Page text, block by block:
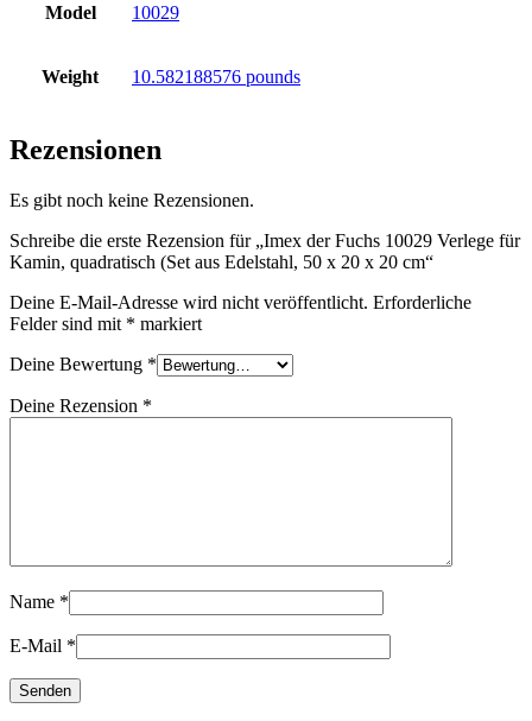
Model 10029
Weight 10.582188576 pounds
Rezensionen
Es gibt noch keine Rezensionen.
Schreibe die erste Rezension für „Imex der Fuchs 10029 Verlege für
Kamin, quadratisch (Set aus Edelstahl, 50 x 20 x 20 cm“
Deine E-Mail-Adresse wird nicht veröffentlicht. Erforderliche
Felder sind mit * markiert
Deine Bewertung *
Deine Rezension *
Name *
E-Mail *